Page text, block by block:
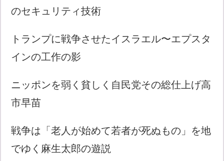
のセキュリティ技術
トランプに戦争させたイスラエル〜エプスタ
インの工作の影
ニッポンを弱く貧しく自民党その総仕上げ高
市早苗
戦争は「老人が始めて若者が死ぬもの」を地
でゆく麻生太郎の遊説